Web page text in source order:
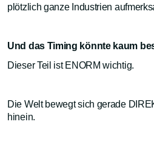
plötzlich ganze Industrien
Und das Timing könnte kaum
Dieser Teil ist ENORM wichtig.
Die Welt bewegt sich gerade
hinein.